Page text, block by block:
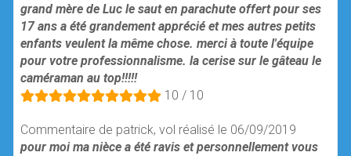
grand mère de Luc le saut en parachute offert pour ses
17 ans a été grandement apprécié et mes autres petits
enfants veulent la même chose. merci à toute l'équipe
pour votre professionnalisme. la cerise sur le gâteau le
caméraman au top!!!!!
10 / 10
Commentaire de patrick, vol réalisé le 06/09/2019
pour moi ma nièce a été ravis et personnellement vous